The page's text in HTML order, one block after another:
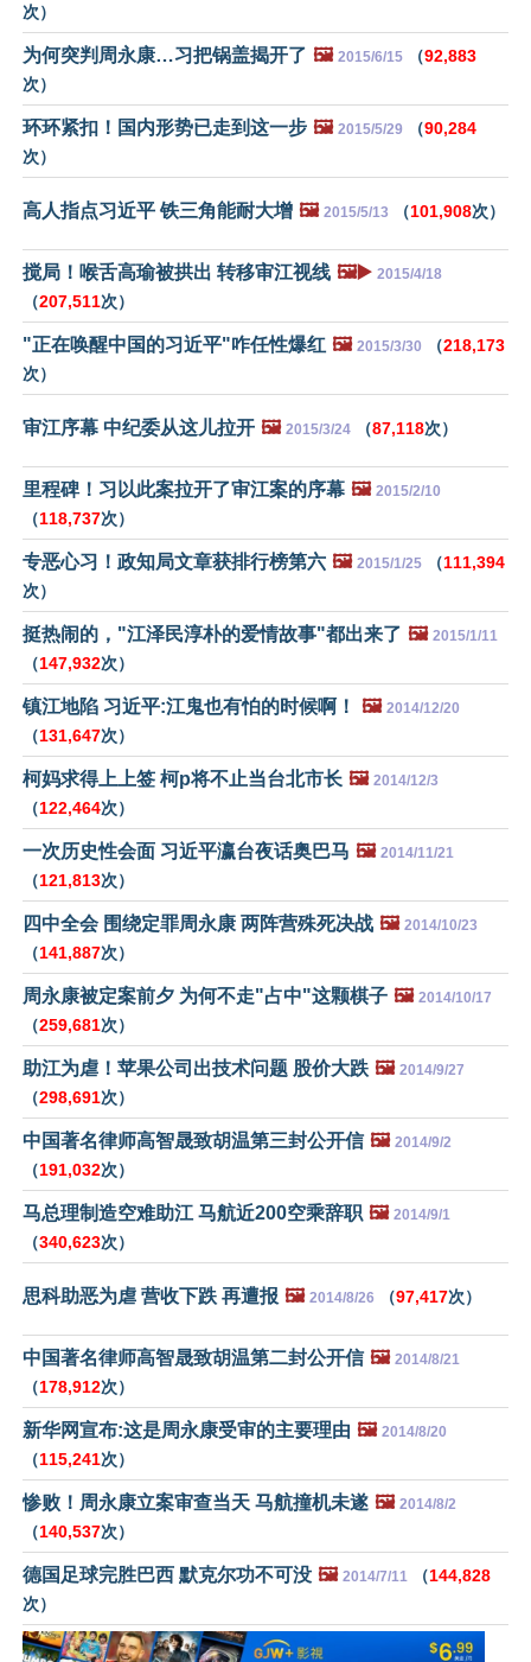
次）
为何突判周永康…习把锅盖揭开了 🖼️ 2015/6/15 （92,883
次）
环环紧扣！国内形势已走到这一步 🖼️ 2015/5/29 （90,284
次）
高人指点习近平 铁三角能耐大增 🖼️ 2015/5/13 （101,908次）
搅局！喉舌高瑜被拱出 转移审江视线 🖼️▶️ 2015/4/18
（207,511次）
"正在唤醒中国的习近平"咋任性爆红 🖼️ 2015/3/30 （218,173
次）
审江序幕 中纪委从这儿拉开 🖼️ 2015/3/24 （87,118次）
里程碑！习以此案拉开了审江案的序幕 🖼️ 2015/2/10
（118,737次）
专恶心习！政知局文章获排行榜第六 🖼️ 2015/1/25 （111,394
次）
挺热闹的，"江泽民淳朴的爱情故事"都出来了 🖼️ 2015/1/11
（147,932次）
镇江地陷 习近平:江鬼也有怕的时候啊！ 🖼️ 2014/12/20
（131,647次）
柯妈求得上上签 柯p将不止当台北市长 🖼️ 2014/12/3
（122,464次）
一次历史性会面 习近平瀛台夜话奥巴马 🖼️ 2014/11/21
（121,813次）
四中全会 围绕定罪周永康 两阵营殊死决战 🖼️ 2014/10/23
（141,887次）
周永康被定案前夕 为何不走"占中"这颗棋子 🖼️ 2014/10/17
（259,681次）
助江为虐！苹果公司出技术问题 股价大跌 🖼️ 2014/9/27
（298,691次）
中国著名律师高智晟致胡温第三封公开信 🖼️ 2014/9/2
（191,032次）
马总理制造空难助江 马航近200空乘辞职 🖼️ 2014/9/1
（340,623次）
思科助恶为虐 营收下跌 再遭报 🖼️ 2014/8/26 （97,417次）
中国著名律师高智晟致胡温第二封公开信 🖼️ 2014/8/21
（178,912次）
新华网宣布:这是周永康受审的主要理由 🖼️ 2014/8/20
（115,241次）
惨败！周永康立案审查当天 马航撞机未遂 🖼️ 2014/8/2
（140,537次）
德国足球完胜巴西 默克尔功不可没 🖼️ 2014/7/11 （144,828
次）